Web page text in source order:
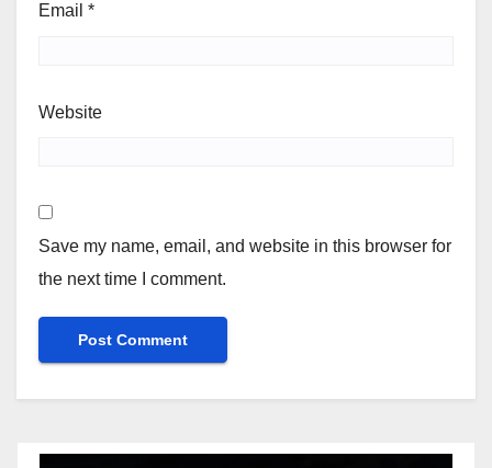
Email *
Website
Save my name, email, and website in this browser for
the next time I comment.